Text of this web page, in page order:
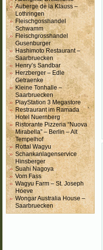
Auberge de la Klauss –
Lothringen
Fleischgosshandel
Schwamm
Fleischgrosshandel
Gusenburger
Hashimoto Restaurant –
Saarbruecken
Henry’s Sandbar
Herzberger – Edle
Getraenke
Kleine Tonhalle –
Saarbruecken
PlayStation 3 Megastore
Restraurant im Ramada
Hotel Nuernberg
Ristorante Pizzeria “Nuova
Mirabella” – Berlin – Alt
Tempelhof
Rottal Wagyu
Schankanlagenservice
Hinsberger
Suahi Nagoya
Vom Fass
Wagyu Farm – St. Joseph
Hoeve
Wongar Australia House –
Saarbruecken